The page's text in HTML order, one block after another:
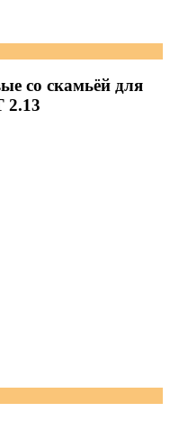
со скамьёй для
2.13